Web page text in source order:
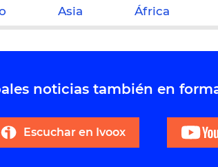
Asia África
noticias también en
Escuchar en Ivoox